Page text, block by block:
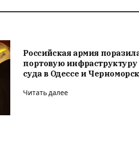
Российская армия
портовую инфраструктуру
суда в Одессе и
Читать далее